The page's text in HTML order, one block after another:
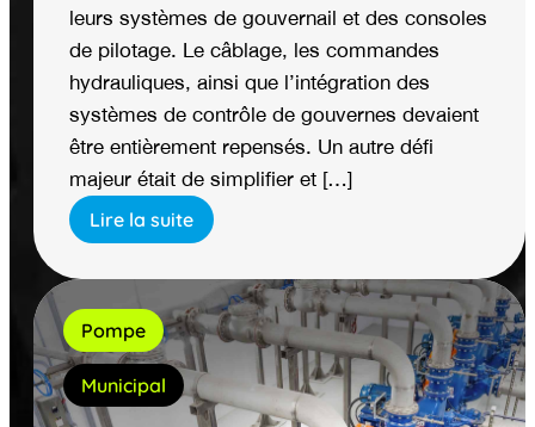
leurs systèmes de gouvernail et des consoles
de pilotage. Le câblage, les commandes
hydrauliques, ainsi que l’intégration des
systèmes de contrôle de gouvernes devaient
être entièrement repensés. Un autre défi
majeur était de simplifier et […]
Lire la suite
Pompe
Municipal